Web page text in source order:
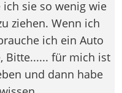
sie so wenig wie
ziehen. Wenn ich
ich ein Auto
Bitte...... für mich ist
und dann habe